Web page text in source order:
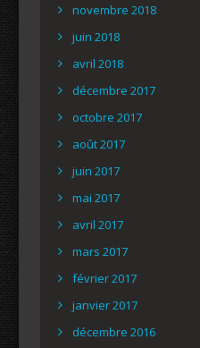
novembre 2018
juin 2018
avril 2018
décembre 2017
octobre 2017
août 2017
juin 2017
mai 2017
avril 2017
mars 2017
février 2017
janvier 2017
décembre 2016